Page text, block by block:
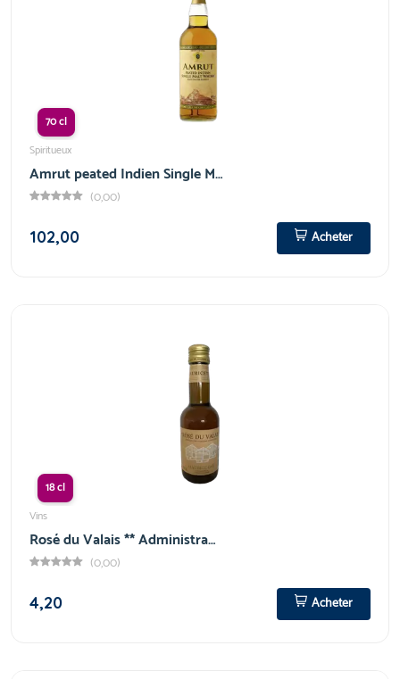
70 cl
Spiritueux
Amrut peated Indien Single M…
(0,00)
102,00
Acheter
18 cl
Vins
Rosé du Valais ** Administra…
(0,00)
4,20
Acheter